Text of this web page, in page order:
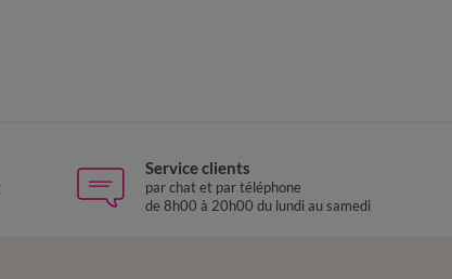
Service clients
par chat et par téléphone
de 8h00 à 20h00 du lundi au samedi